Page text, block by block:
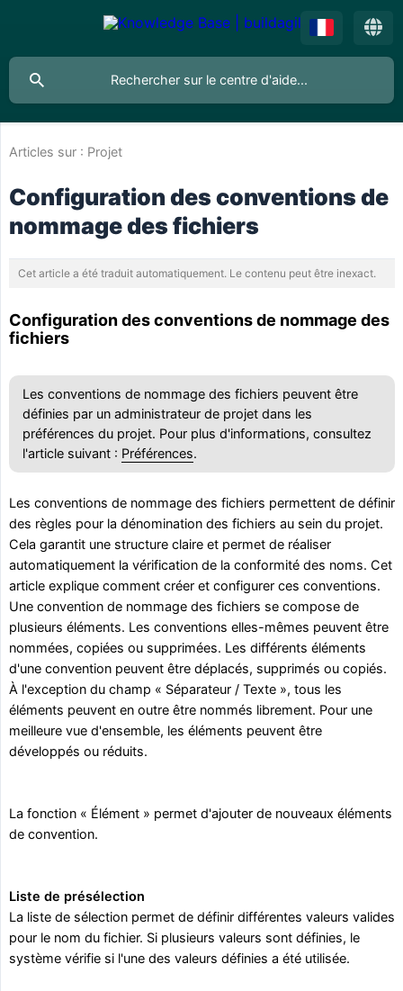
Articles sur : Projet
Configuration des conventions de
nommage des fichiers
Cet article a été traduit automatiquement. Le contenu peut être inexact.
Configuration des conventions de nommage des
fichiers
Les conventions de nommage des fichiers peuvent être
définies par un administrateur de projet dans les
préférences du projet. Pour plus d'informations, consultez
l'article suivant : Préférences.
Les conventions de nommage des fichiers permettent de définir
des règles pour la dénomination des fichiers au sein du projet.
Cela garantit une structure claire et permet de réaliser
automatiquement la vérification de la conformité des noms. Cet
article explique comment créer et configurer ces conventions.
Une convention de nommage des fichiers se compose de
plusieurs éléments. Les conventions elles-mêmes peuvent être
nommées, copiées ou supprimées. Les différents éléments
d'une convention peuvent être déplacés, supprimés ou copiés.
À l'exception du champ « Séparateur / Texte », tous les
éléments peuvent en outre être nommés librement. Pour une
meilleure vue d'ensemble, les éléments peuvent être
développés ou réduits.
La fonction « Élément » permet d'ajouter de nouveaux éléments
de convention.
Liste de présélection
La liste de sélection permet de définir différentes valeurs valides
pour le nom du fichier. Si plusieurs valeurs sont définies, le
système vérifie si l'une des valeurs définies a été utilisée.